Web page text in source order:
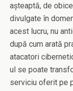
așteaptă, de
divulgate în
acest lucru, nu
după cum arată
atacatori
ul se poate
serviciu oferit pe